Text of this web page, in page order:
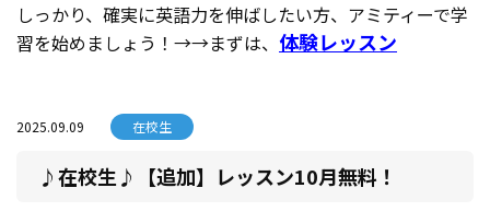
しっかり、確実に英語力を伸ばしたい方、アミティーで学
習を始めましょう！→→まずは、 体験レッスン
2025.09.09 在校生
♪在校生♪【追加】レッスン10月無料！